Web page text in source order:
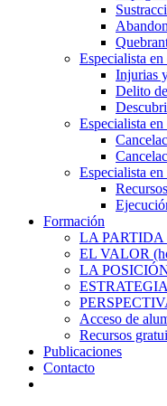
Especialista
Injurias
Delito
Especialista
Especialista
Formación
LA PARTIDA
EL VALOR
LA
Acceso de
Recursos
Publicaciones
Contacto